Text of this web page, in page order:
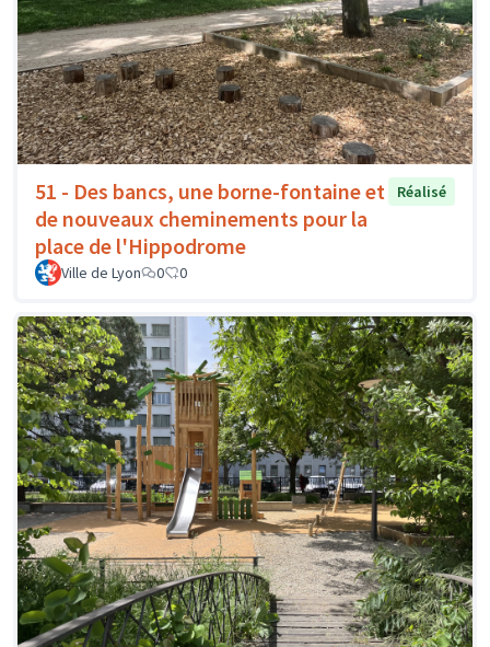
51 - Des bancs, une borne-fontaine et
de nouveaux cheminements pour la
place de l'Hippodrome
Réalisé
Ville de Lyon 0 0